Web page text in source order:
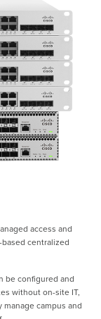
access and
centralized
be configured and
without on-site IT,
campus and